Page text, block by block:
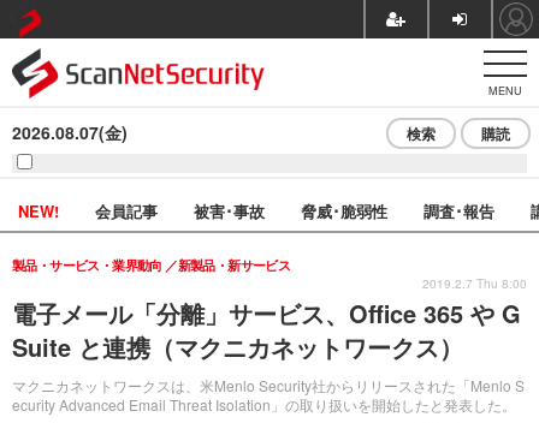
MENU
2026.08.07(金) 検索 購読
NEW! 会員記事 被害･事故 脅威･脆弱性 調査･報告
電子メール「分離」サービス、Office 365 や G
Suite と連携（マクニカネットワークス）
マクニカネットワークスは、米Menlo Security社からリリースされた「Menlo S
ecurity Advanced Email Threat Isolation」の取り扱いを開始したと発表した。
製品・サービス・業界動向 新製品・新サービス
2019.2.7 Thu 8:00